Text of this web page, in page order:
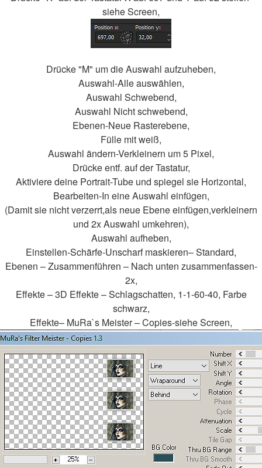
siehe Screen,
Drücke "M" um die Auswahl aufzuheben,
Auswahl-Alle auswählen,
Auswahl Schwebend,
Auswahl Nicht schwebend,
Ebenen-Neue Rasterebene,
Fülle mit weiß,
Auswahl ändern-Verkleinern um 5 Pixel,
Drücke entf. auf der Tastatur,
Aktiviere deine Portrait-Tube und spiegel sie Horizontal,
Bearbeiten-In eine Auswahl einfügen,
(Damit sie nicht verzerrt,als neue Ebene einfügen,verkleinern
und 2x Auswahl umkehren),
Auswahl aufheben,
Einstellen-Schärfe-Unscharf maskieren– Standard,
Ebenen – Zusammenführen – Nach unten zusammenfassen-
2x,
Effekte – 3D Effekte – Schlagschatten, 1-1-60-40, Farbe
schwarz,
Effekte– MuRa`s Meister – Copies-siehe Screen,